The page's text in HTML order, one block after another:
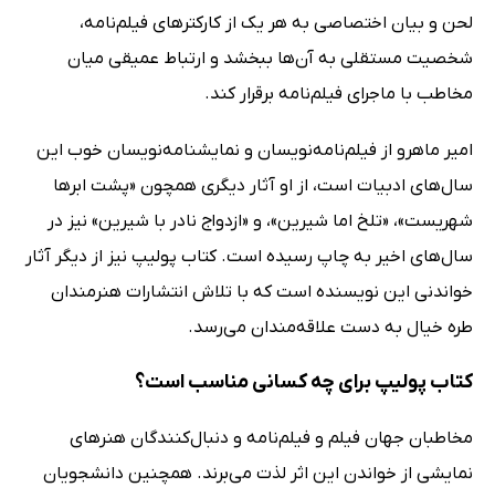
لحن و بیان اختصاصی به هر یک از کارکترهای فیلم‌نامه،
شخصیت مستقلی به آن‌ها ببخشد و ارتباط عمیقی میان
مخاطب با ماجرای فیلم‌نامه برقرار کند.
امیر ماهرو از فیلم‌نامه‌نویسان و نمایشنامه‌نویسان خوب این
سال‌های ادبیات است، از او آثار دیگری همچون «پشت ابرها
شهریست»، «تلخ اما شیرین»، و «ازدواج نادر با شیرین» نیز در
سال‌های اخیر به چاپ رسیده است. کتاب پولیپ نیز از دیگر آثار
خواندنی این نویسنده است که با تلاش انتشارات هنرمندان
طره خیال به دست علاقه‌مندان می‌رسد.
کتاب پولیپ برای چه کسانی مناسب است؟
مخاطبان جهان فیلم و فیلم‌نامه و دنبال‌کنندگان هنر‌های
نمایشی از خواندن این اثر لذت می‌برند. همچنین دانشجویان